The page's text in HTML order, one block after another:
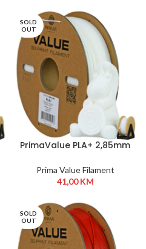
SOLD
OUT
PrimaValue PLA+ 2,85mm
Prima Value Filament
41,00KM
SOLD
OUT